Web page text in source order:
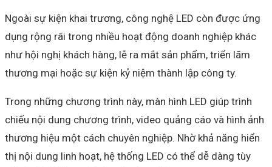
Ngoài sự kiện khai trương, công nghệ LED còn được ứng
dụng rộng rãi trong nhiều hoạt động doanh nghiệp khác
như hội nghị khách hàng, lễ ra mắt sản phẩm, triển lãm
thương mại hoặc sự kiện kỷ niệm thành lập công ty.
Trong những chương trình này, màn hình LED giúp trình
chiếu nội dung chương trình, video quảng cáo và hình ảnh
thương hiệu một cách chuyên nghiệp. Nhờ khả năng hiển
thị nội dung linh hoạt, hệ thống LED có thể dễ dàng tùy